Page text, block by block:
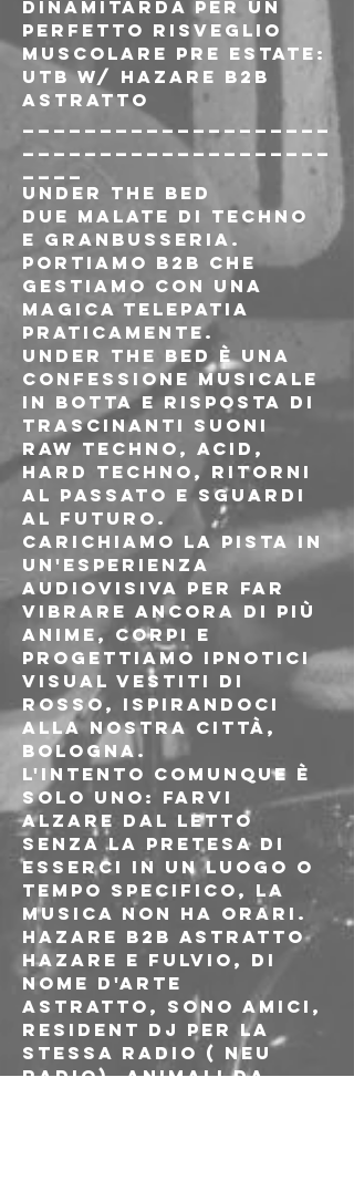
dinamitarda per un
perfetto risveglio
muscolare pre estate:
UTB w/ Hazare b2b
Astratto
____________________
____________________
Under The Bed
Due malate di techno
e granbusseria.
Portiamo b2b che
gestiamo con una
magica telepatia
praticamente.
Under The Bed è una
confessione musicale
in botta e risposta di
trascinanti suoni
raw techno, acid,
hard techno, ritorni
al passato e sguardi
al futuro.
Carichiamo la pista in
un'esperienza
audiovisiva per far
vibrare ancora di più
anime, corpi e
progettiamo ipnotici
visual vestiti di
rosso, ispirandoci
alla nostra città,
Bologna.
L'intento comunque è
solo uno: farvi
alzare dal letto
senza la pretesa di
esserci in un luogo o
tempo specifico, la
musica non ha orari.
Hazare b2b Astratto
Hazare e Fulvio, di
nome d'arte
Astratto, sono amici,
Resident dj per la
stessa radio ( Neu
Radio), animali da